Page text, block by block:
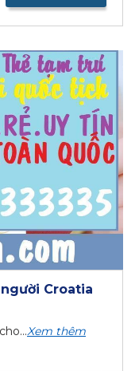
Croatia
Xem thêm